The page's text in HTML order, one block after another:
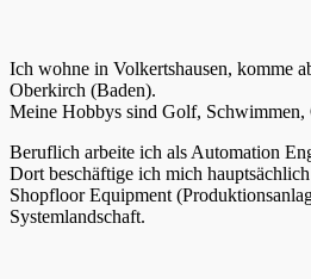
Ich wohne in Volkertshausen, komme
Oberkirch (Baden).
Meine Hobbys sind Golf, Schwimmen,
Beruflich arbeite ich als Automation
Dort beschäftige ich mich
Shopfloor Equipment
Systemlandschaft.